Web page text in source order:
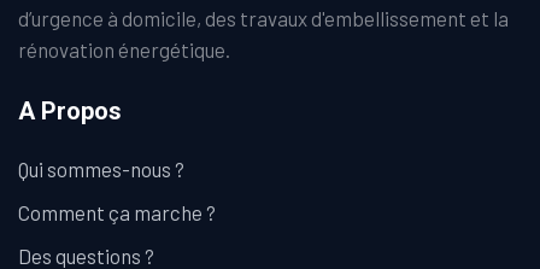
d’urgence à domicile, des travaux d'embellissement et la
rénovation énergétique.
A Propos
Qui sommes-nous ?
Comment ça marche ?
Des questions ?